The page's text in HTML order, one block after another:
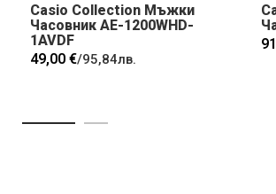
Casio Collection Мъжки
Часовник AE-1200WHD-
1AVDF
49,00 €/95,84лв.